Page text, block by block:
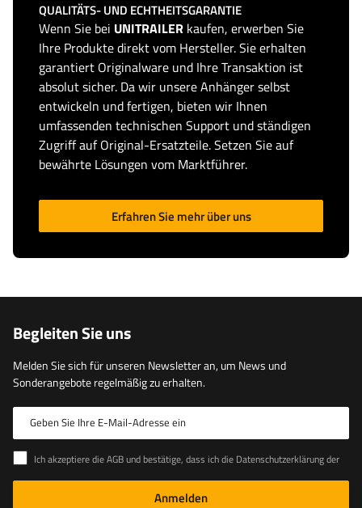
QUALITÄTS- UND ECHTHEITSGARANTIE
Wenn Sie bei UNITRAILER kaufen, erwerben Sie
Ihre Produkte direkt vom Hersteller. Sie erhalten
garantiert Originalware und Ihre Transaktion ist
absolut sicher. Da wir unsere Anhänger selbst
entwickeln und fertigen, bieten wir Ihnen
umfassenden technischen Support und ständigen
Zugriff auf Original-Ersatzteile. Setzen Sie auf
bewährte Lösungen vom Marktführer.
Erfahren Sie mehr über uns
Begleiten Sie uns
Melden Sie sich für unseren Newsletter an, um News und
Sonderangebote regelmäßig zu erhalten.
Geben Sie Ihre E-Mail-Adresse ein
Ich akzeptiere die AGB und bestätige, dass ich die Datenschutzerklärung der Website zur Kenntnis genommen habe
Anmelden